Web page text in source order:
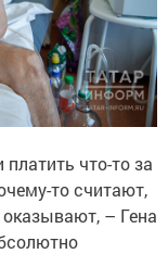
что-то за
то считают,
– Гена